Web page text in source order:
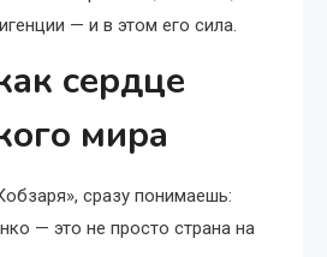
— и в этом его сила.
сердце
мира
сразу понимаешь:
— это не просто страна на